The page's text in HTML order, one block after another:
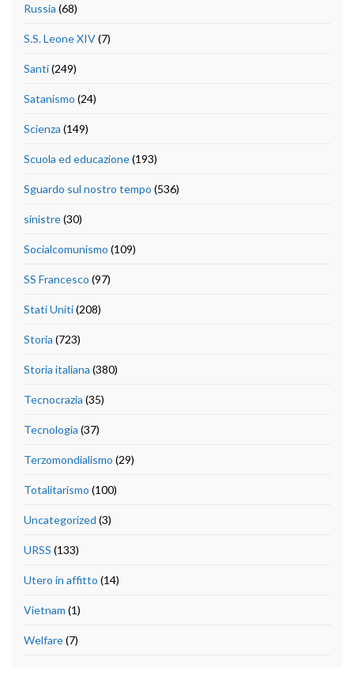
Russia (68)
S.S. Leone XIV(7)
Santi(249)
Satanismo (24)
Scienza (149)
Scuola ed educazione(193)
Sguardo sul nostro tempo (536)
sinistre(30)
Socialcomunismo (109)
SS Francesco (97)
Stati Uniti(208)
Storia (723)
Storia italiana (380)
Tecnocrazia (35)
Tecnologia (37)
Terzomondialismo (29)
Totalitarismo (100)
Uncategorized (3)
URSS (133)
Utero in affitto (14)
Vietnam (1)
Welfare(7)